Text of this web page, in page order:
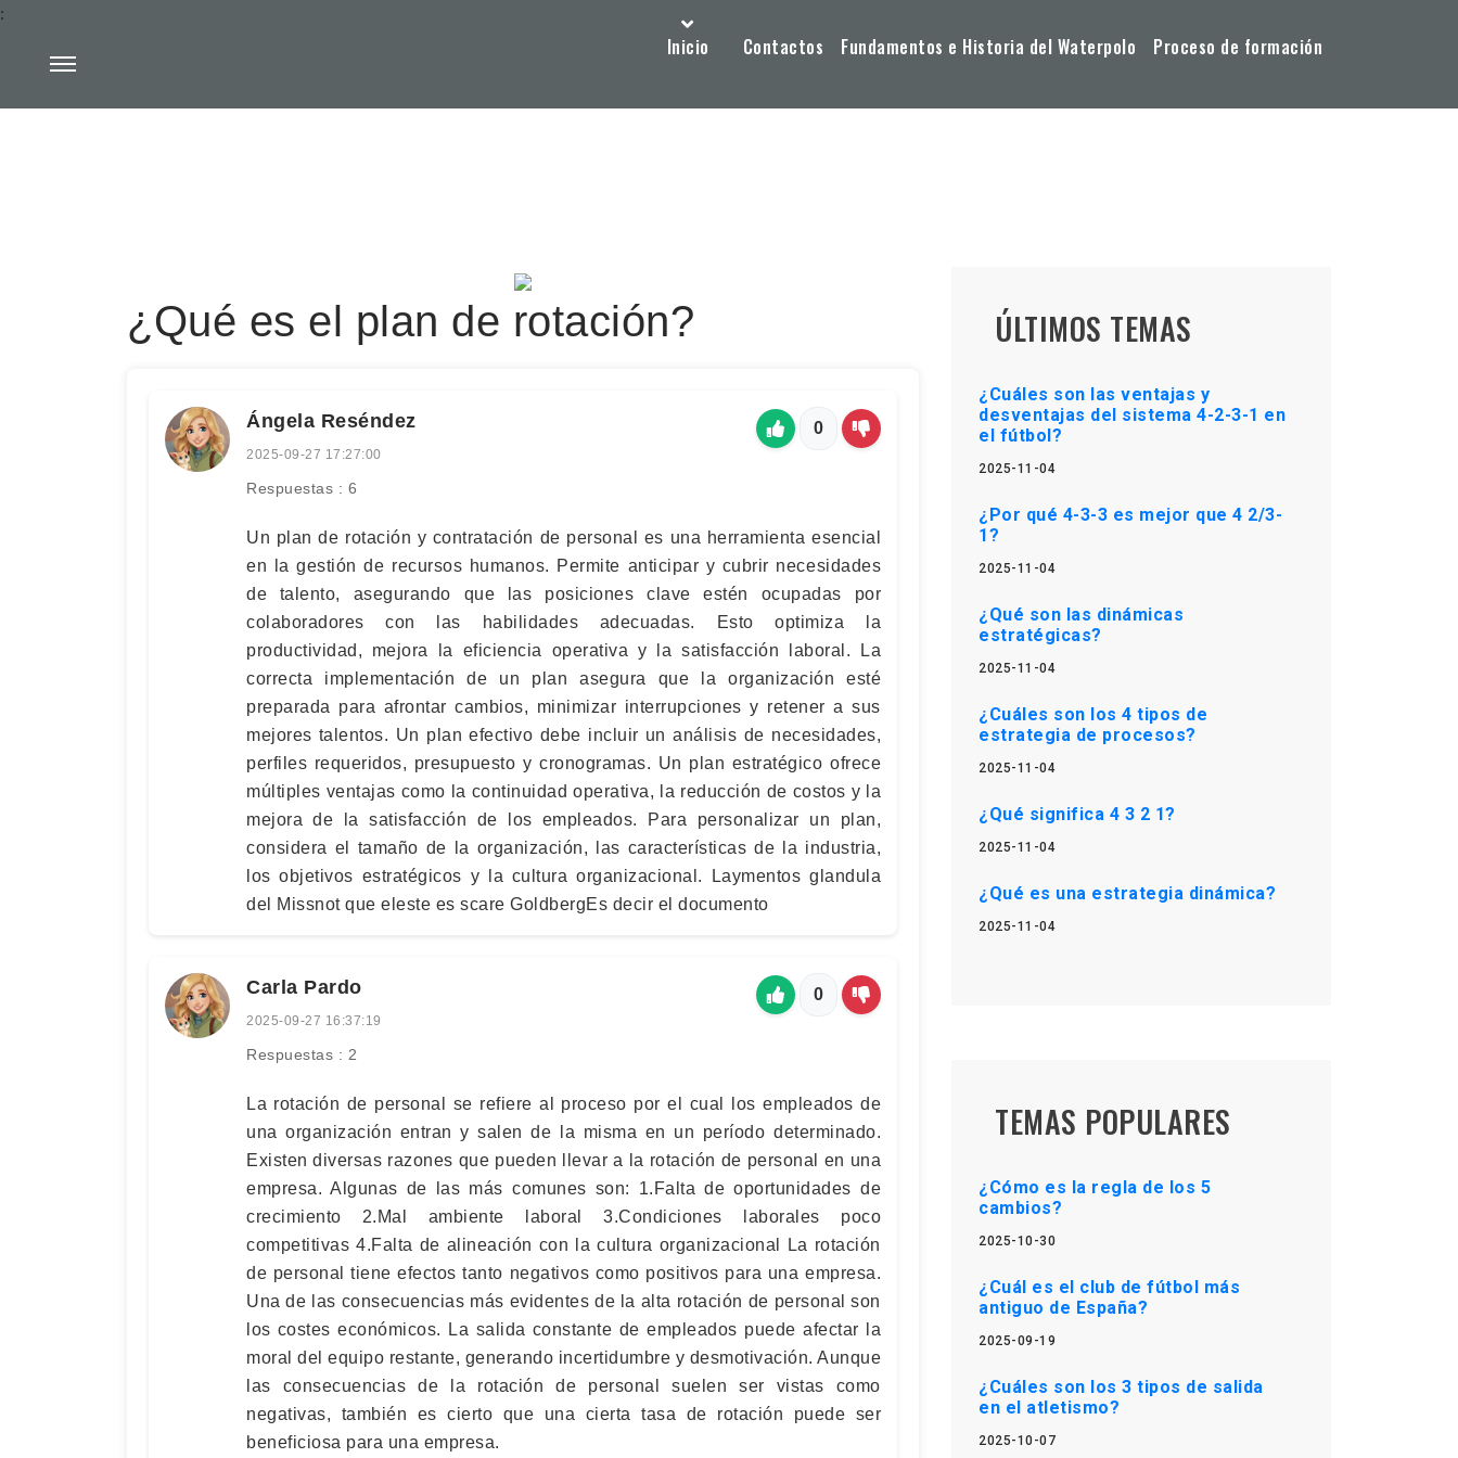
Inicio Contactos Fundamentos e Historia del Waterpolo Proceso de formación
:
¿Qué es el plan de rotación?
Ángela Reséndez
2025-09-27 17:27:00
Respuestas : 6
0
Un plan de rotación y contratación de personal es una herramienta esencial
en la gestión de recursos humanos. Permite anticipar y cubrir necesidades
de talento, asegurando que las posiciones clave estén ocupadas por
colaboradores con las habilidades adecuadas. Esto optimiza la
productividad, mejora la eficiencia operativa y la satisfacción laboral. La
correcta implementación de un plan asegura que la organización esté
preparada para afrontar cambios, minimizar interrupciones y retener a sus
mejores talentos. Un plan efectivo debe incluir un análisis de necesidades,
perfiles requeridos, presupuesto y cronogramas. Un plan estratégico ofrece
múltiples ventajas como la continuidad operativa, la reducción de costos y la
mejora de la satisfacción de los empleados. Para personalizar un plan,
considera el tamaño de la organización, las características de la industria,
los objetivos estratégicos y la cultura organizacional. Laymentos glandula
del Missnot que eleste es scare GoldbergEs decir el documento
Carla Pardo
2025-09-27 16:37:19
Respuestas : 2
0
La rotación de personal se refiere al proceso por el cual los empleados de
una organización entran y salen de la misma en un período determinado.
Existen diversas razones que pueden llevar a la rotación de personal en una
empresa. Algunas de las más comunes son: 1.Falta de oportunidades de
crecimiento 2.Mal ambiente laboral 3.Condiciones laborales poco
competitivas 4.Falta de alineación con la cultura organizacional La rotación
de personal tiene efectos tanto negativos como positivos para una empresa.
Una de las consecuencias más evidentes de la alta rotación de personal son
los costes económicos. La salida constante de empleados puede afectar la
moral del equipo restante, generando incertidumbre y desmotivación. Aunque
las consecuencias de la rotación de personal suelen ser vistas como
negativas, también es cierto que una cierta tasa de rotación puede ser
beneficiosa para una empresa.
ÚLTIMOS TEMAS
¿Cuáles son las ventajas y
desventajas del sistema 4-2-3-1 en
el fútbol?
2025-11-04
¿Por qué 4-3-3 es mejor que 4 2/3-
1?
2025-11-04
¿Qué son las dinámicas
estratégicas?
2025-11-04
¿Cuáles son los 4 tipos de
estrategia de procesos?
2025-11-04
¿Qué significa 4 3 2 1?
2025-11-04
¿Qué es una estrategia dinámica?
2025-11-04
TEMAS POPULARES
¿Cómo es la regla de los 5
cambios?
2025-10-30
¿Cuál es el club de fútbol más
antiguo de España?
2025-09-19
¿Cuáles son los 3 tipos de salida
en el atletismo?
2025-10-07